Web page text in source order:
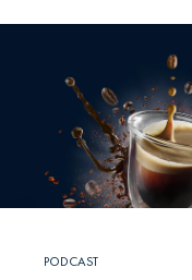
bemessen und
PODCAST